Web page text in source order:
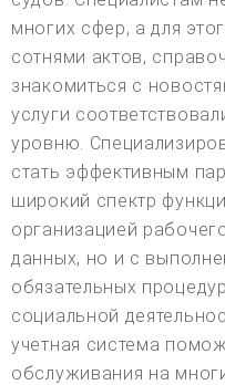
многих сфер, а для
сотнями актов,
знакомиться с
услуги
уровню.
стать эффективным
широкий спектр
организацией
данных, но и с
обязательных
социальной
учетная система
обслуживания на